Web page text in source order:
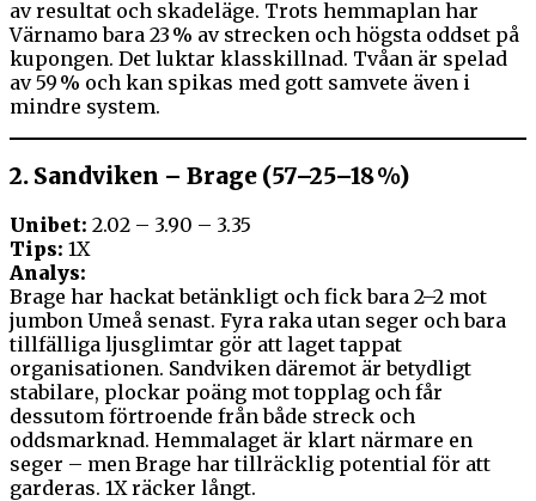
av resultat och skadeläge. Trots hemmaplan har
Värnamo bara 23 % av strecken och högsta oddset på
kupongen. Det luktar klasskillnad. Tvåan är spelad
av 59 % och kan spikas med gott samvete även i
mindre system.
2. Sandviken – Brage (57–25–18 %)
Unibet: 2.02 – 3.90 – 3.35
Tips: 1X
Analys:
Brage har hackat betänkligt och fick bara 2–2 mot
jumbon Umeå senast. Fyra raka utan seger och bara
tillfälliga ljusglimtar gör att laget tappat
organisationen. Sandviken däremot är betydligt
stabilare, plockar poäng mot topplag och får
dessutom förtroende från både streck och
oddsmarknad. Hemmalaget är klart närmare en
seger – men Brage har tillräcklig potential för att
garderas. 1X räcker långt.